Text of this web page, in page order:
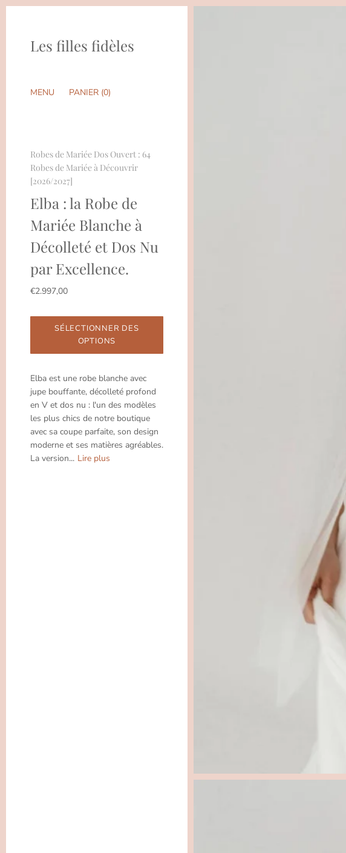
Les filles fidèles
MENU PANIER (0)
Robes de Mariée Dos Ouvert : 64
Robes de Mariée à Découvrir
[2026/2027]
Elba : la Robe de
Mariée Blanche à
Décolleté et Dos Nu
par Excellence.
€2.997,00
SÉLECTIONNER DES
OPTIONS
Elba est une robe blanche avec
jupe bouffante, décolleté profond
en V et dos nu : l'un des modèles
les plus chics de notre boutique
avec sa coupe parfaite, son design
moderne et ses matières agréables.
La version... Lire plus